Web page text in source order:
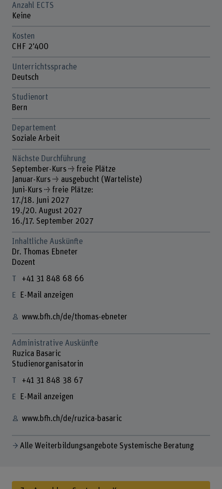
Anzahl ECTS
Keine
Kosten
CHF 2'400
Unterrichtssprache
Deutsch
Studienort
Bern
Departement
Soziale Arbeit
Nächste Durchführung
September-Kurs ⇢ freie Plätze
Januar-Kurs ⇢ ausgebucht (Warteliste)
Juni-Kurs ⇢ freie Plätze:
17./18. Juni 2027
19./20. August 2027
16./17. September 2027
Inhaltliche Auskünfte
Dr. Thomas Ebneter
Dozent
+41 31 848 68 66
E-Mail anzeigen
www.bfh.ch/de/thomas-ebneter
Administrative Auskünfte
Ruzica Basaric
Studienorganisatorin
+41 31 848 38 67
E-Mail anzeigen
www.bfh.ch/de/ruzica-basaric
Alle Weiterbildungsangebote Systemische Beratung